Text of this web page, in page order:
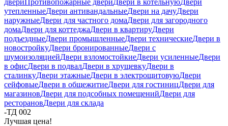
утепленныеДвери антивандальныеДвери на дачуДвери
наружныеДвери для частного домаДвери для загородного
домаДвери для коттеджаДвери в квартируДвери
подъездныеДвери промышленныеДвери техническиеДвери в
новостройкуДвери бронированныеДвери с
шумоизоляциейДвери взломостойкиеДвери усиленныеДвери
в офисДвери в подвалДвери в хрущевкуДвери в
сталинкуДвери этажныеДвери в электрощитовуюДвери
сейфовыеДвери в общежитиеДвери для гостиницДвери для
магазиновДвери для подсобных помещенийДвери для
ресторановДвери для склада
-ТД 002
Лучшая цена!